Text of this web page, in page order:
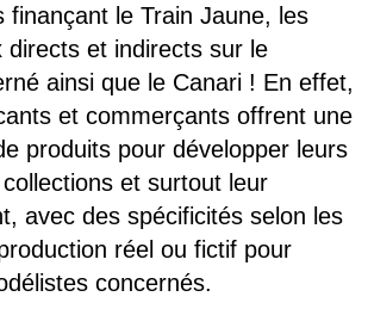
finançant le Train Jaune, les
directs et indirects sur le
ainsi que le Canari ! En effet,
et commerçants offrent une
produits pour développer leurs
et surtout leur
avec des spécificités selon les
réel ou fictif pour
concernés.